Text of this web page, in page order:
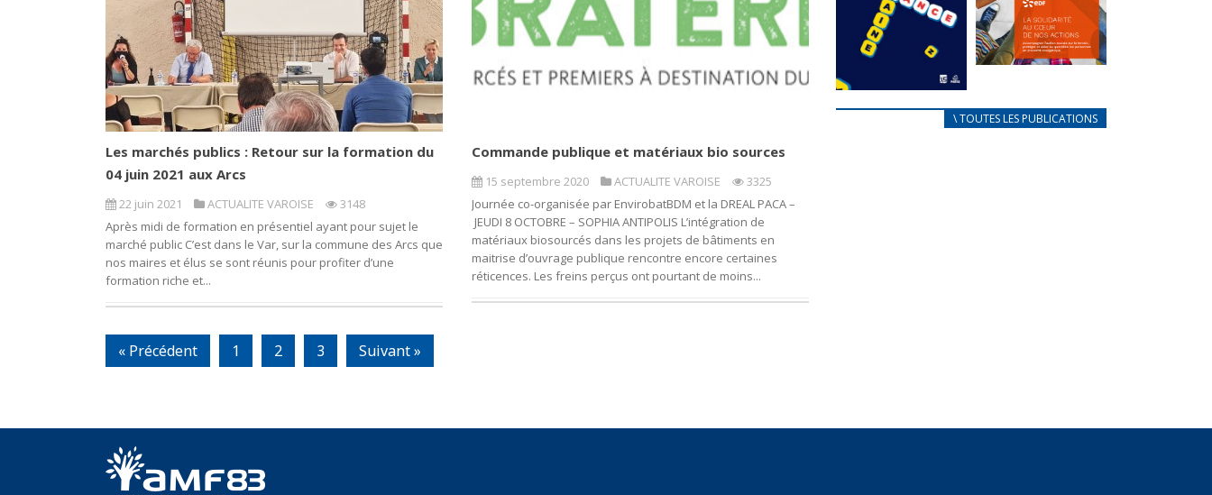
Les marchés publics : Retour sur la formation du
04 juin 2021 aux Arcs
22 juin 2021 ACTUALITE VAROISE
3148
Après midi de formation en présentiel ayant pour sujet le
marché public C’est dans le Var, sur la commune des Arcs que
nos maires et élus se sont réunis pour profiter d’une
formation riche et...
Commande publique et matériaux bio sources
15 septembre 2020 ACTUALITE VAROISE
3325
Journée co-organisée par EnvirobatBDM et la DREAL PACA –
JEUDI 8 OCTOBRE – SOPHIA ANTIPOLIS L’intégration de
matériaux biosourcés dans les projets de bâtiments en
maitrise d’ouvrage publique rencontre encore certaines
réticences. Les freins perçus ont pourtant de moins...
« Précédent 1 2 3 Suivant »
FEUILLETER
au coeur de
nos actions
\ TOUTES LES PUBLICATIONS